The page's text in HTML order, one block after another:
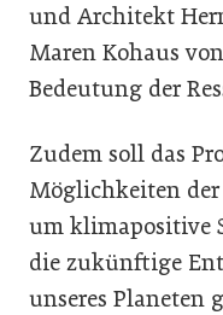
und Architekt
Maren Kohaus
Bedeutung der
Zudem soll das
Möglichkeiten
um klimapositive
die zukünftige
unseres Planeten